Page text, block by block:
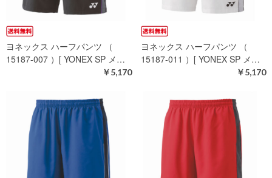
ヨネックス ハーフパンツ （
15187-007 ）[ YONEX SP メ…
￥5,170
ヨネックス ハーフパンツ （
15187-011 ）[ YONEX SP メ…
￥5,170